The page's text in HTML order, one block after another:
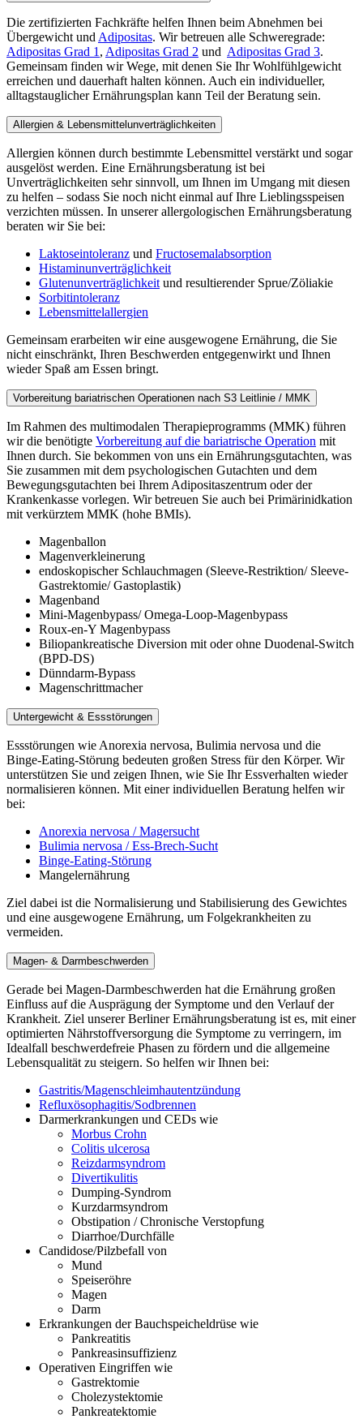
Die zertifizierten Fachkräfte helfen Ihnen beim Abnehmen bei
Übergewicht und Adipositas. Wir betreuen alle Schweregrade:
Adipositas Grad 1 , Adipositas Grad 2 und Adipositas Grad 3.
Gemeinsam finden wir Wege, mit denen Sie Ihr Wohlfühlgewicht
erreichen und dauerhaft halten können. Auch ein individueller,
alltagstauglicher Ernährungsplan kann Teil der Beratung sein.
Allergien & Lebensmittelunverträglichkeiten
Allergien können durch bestimmte Lebensmittel verstärkt und sogar
ausgelöst werden. Eine Ernährungsberatung ist bei
Unverträglichkeiten sehr sinnvoll, um Ihnen im Umgang mit diesen
zu helfen – sodass Sie noch nicht einmal auf Ihre Lieblingsspeisen
verzichten müssen. In unserer allergologischen Ernährungsberatung
beraten wir Sie bei:
Laktoseintoleranz und Fructosemalabsorption
Histaminunverträglichkeit
Glutenunverträglichkeit und resultierender Sprue/Zöliakie
Sorbitintoleranz
Lebensmittelallergien
Gemeinsam erarbeiten wir eine ausgewogene Ernährung, die Sie
nicht einschränkt, Ihren Beschwerden entgegenwirkt und Ihnen
wieder Spaß am Essen bringt.
Vorbereitung bariatrischen Operationen nach S3 Leitlinie / MMK
Im Rahmen des multimodalen Therapieprogramms (MMK) führen
wir die benötigte Vorbereitung auf die bariatrische Operation mit
Ihnen durch. Sie bekommen von uns ein Ernährungsgutachten, was
Sie zusammen mit dem psychologischen Gutachten und dem
Bewegungsgutachten bei Ihrem Adipositaszentrum oder der
Krankenkasse vorlegen. Wir betreuen Sie auch bei Primärinidkation
mit verkürztem MMK (hohe BMIs).
Magenballon
Magenverkleinerung
endoskopischer Schlauchmagen (Sleeve-Restriktion/ Sleeve-
Gastrektomie/ Gastoplastik)
Magenband
Mini-Magenbypass/ Omega-Loop-Magenbypass
Roux-en-Y Magenbypass
Biliopankreatische Diversion mit oder ohne Duodenal-Switch
(BPD-DS)
Dünndarm-Bypass
Magenschrittmacher
Untergewicht & Essstörungen
Essstörungen wie Anorexia nervosa, Bulimia nervosa und die
Binge-Eating-Störung bedeuten großen Stress für den Körper. Wir
unterstützen Sie und zeigen Ihnen, wie Sie Ihr Essverhalten wieder
normalisieren können. Mit einer individuellen Beratung helfen wir
bei:
Anorexia nervosa / Magersucht
Bulimia nervosa / Ess-Brech-Sucht
Binge-Eating-Störung
Mangelernährung
Ziel dabei ist die Normalisierung und Stabilisierung des Gewichtes
und eine ausgewogene Ernährung, um Folgekrankheiten zu
vermeiden.
Magen- & Darmbeschwerden
Gerade bei Magen-Darmbeschwerden hat die Ernährung großen
Einfluss auf die Ausprägung der Symptome und den Verlauf der
Krankheit. Ziel unserer Berliner Ernährungsberatung ist es, mit einer
optimierten Nährstoffversorgung die Symptome zu verringern, im
Idealfall beschwerdefreie Phasen zu fördern und die allgemeine
Lebensqualität zu steigern. So helfen wir Ihnen bei:
Gastritis/Magenschleimhautentzündung
Refluxösophagitis/Sodbrennen
Darmerkrankungen und CEDs wie
Morbus Crohn
Colitis ulcerosa
Reizdarmsyndrom
Divertikulitis
Dumping-Syndrom
Kurzdarmsyndrom
Obstipation / Chronische Verstopfung
Diarrhoe/Durchfälle
Candidose/Pilzbefall von
Mund
Speiseröhre
Magen
Darm
Erkrankungen der Bauchspeicheldrüse wie
Pankreatitis
Pankreasinsuffizienz
Operativen Eingriffen wie
Gastrektomie
Cholezystektomie
Pankreatektomie